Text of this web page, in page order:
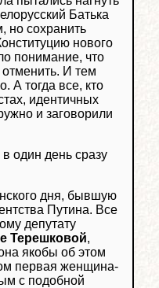
Батька
но сохранить
нового
понимание, что
отменить. И тем
А тогда все, кто
идентичных
и заговорили
один день сразу
дня, бывшую
Путина. Все
депутату
Терешковой,
якобы об этом
первая женщина-
с подобной